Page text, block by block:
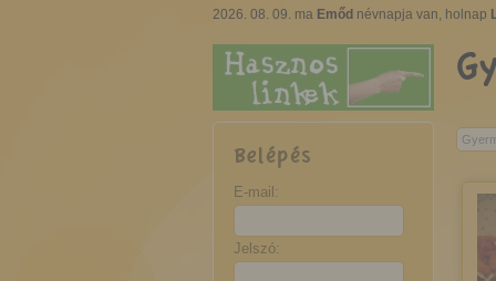
2026. 08. 09. ma Emőd névnapja van, holnap
Belépés
E-mail:
Jelszó: